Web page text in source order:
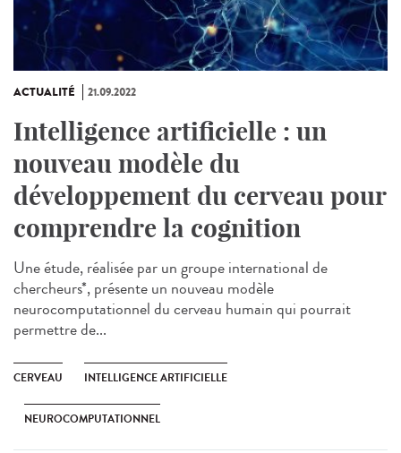
ACTUALITÉ 21.09.2022
Intelligence artificielle : un
nouveau modèle du
développement du cerveau pour
comprendre la cognition
Une étude, réalisée par un groupe international de
chercheurs*, présente un nouveau modèle
neurocomputationnel du cerveau humain qui pourrait
permettre de...
CERVEAU INTELLIGENCE ARTIFICIELLE
NEUROCOMPUTATIONNEL